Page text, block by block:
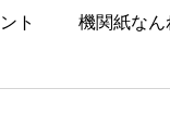
ト 機関紙なん